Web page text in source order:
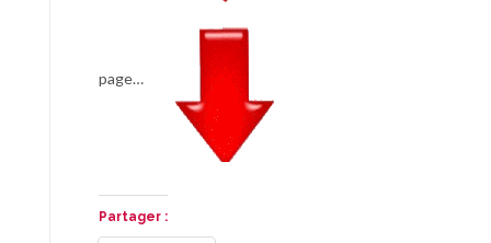
page…
Partager :